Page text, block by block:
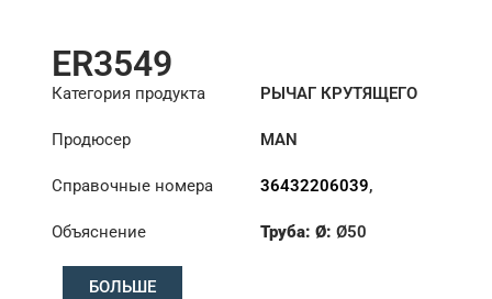
ER3549
Категория продукта
РЫЧАГ КРУТЯЩЕГО
Продюсер
MAN
Справочные номера 36432206039,
Объяснение
Труба: Ø: Ø50
БОЛЬШЕ